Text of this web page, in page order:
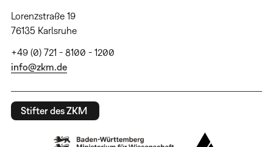
Lorenzstraße 19
76135 Karlsruhe
+49 (0) 721 - 8100 - 1200
info@zkm.de
Stifter des ZKM